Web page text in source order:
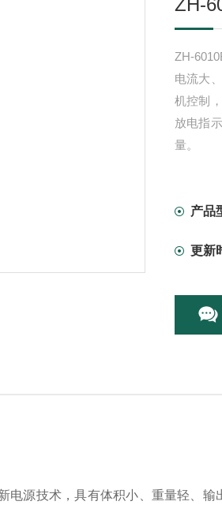
ZH-
ZH-
电流大
机控制
放电指
量。
产品
更新
电源技术，具有体积小、重量轻、